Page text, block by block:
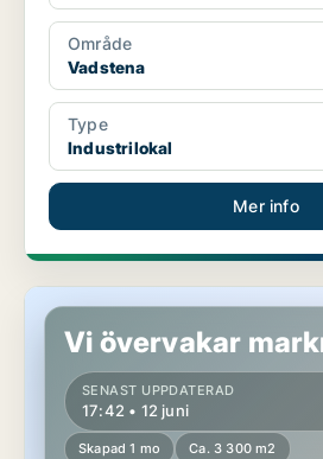
Område
Vadstena
Type
Industrilokal
Mer info
Industrifastighet i Vadstena
Vi övervakar
SENAST UPPDATERAD
17:42 • 12 juni
Skapad 1 mo Ca. 3 300 m2